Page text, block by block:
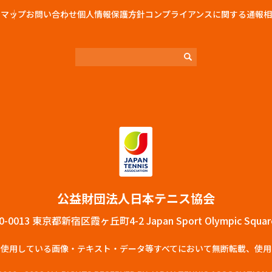
ップお問い合わせ個人情報保護方針コンプライアンスに関する通報
公益財団法⼈⽇本テニス協会
0013 東京都新宿区霞ヶ丘町4-2 Japan Sport Olympic
⽤している画像‧テキスト‧データ等すべてにおいて無断転載、使